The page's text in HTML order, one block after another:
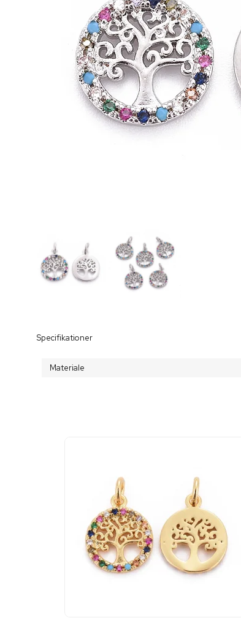
Specifikationer
Materiale